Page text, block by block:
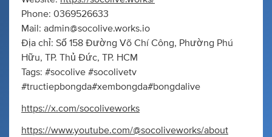
Phone: 0369526633
Mail: admin@socolive.works.io
Địa chỉ: Số 158 Đường Võ Chí Công, Phường Phú
Hữu, TP. Thủ Đức, TP. HCM
Tags: #socolive #socolivetv
#tructiepbongda#xembongda#bongdalive
https://x.com/socoliveworks
https://www.youtube.com/@socoliveworks/about